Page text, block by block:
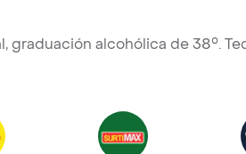
graduación alcohólica de 38°.